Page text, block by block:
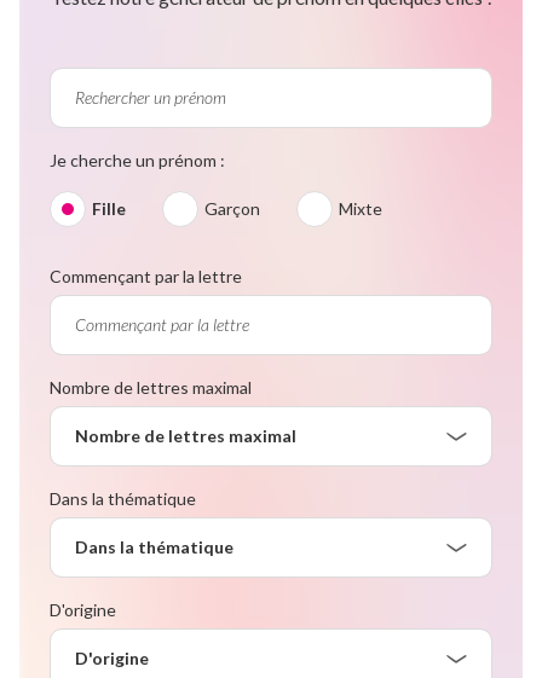
Je cherche un prénom :
Fille Garçon Mixte
Commençant par la lettre
Nombre de lettres maximal
Nombre de lettres maximal
Dans la thématique
Dans la thématique
D'origine
D'origine